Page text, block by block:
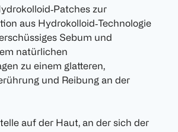
zur
aus Hydrokolloid‑Technologie
Sebum und
natürlichen
zu einem glatteren,
und Reibung an der
auf der Haut, an der sich der